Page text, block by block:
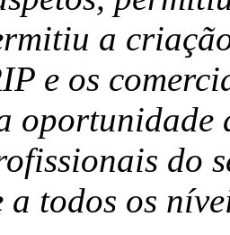
a
e os
oportunidade
do
a todos os